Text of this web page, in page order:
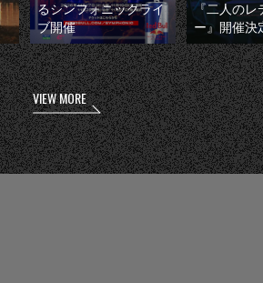
るシンフォニックライ
ブ開催
『二人のレ
ー』開催決
VIEW MORE